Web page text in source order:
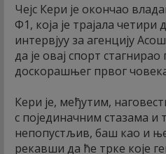
Чејс Кери је окончао
Ф1, која је трајала
интервјуу за агенцију
да је овај спорт
доскорашњег првог
Кери је, међутим,
с појединачним стазама и
непопустљив, баш као и
рекавши да ће трке које